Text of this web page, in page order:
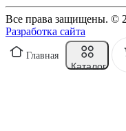
Все права защищены. ©
Разработка сайта
Главная
Каталог